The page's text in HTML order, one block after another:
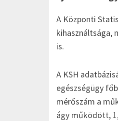
A Központi
kihasználtsága,
is.
A KSH
egészségügy
mérőszám a
ágy működött,